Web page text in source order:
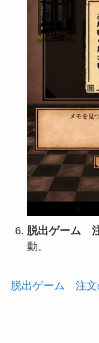
脱出ゲーム
動。
脱出ゲーム 注文